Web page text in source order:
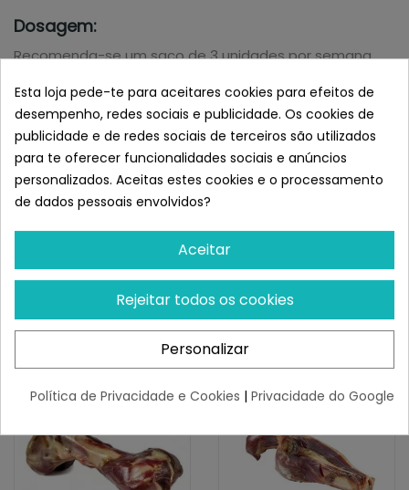
Dosagem:
Recomenda-se um saco de 3 unidades por semana.
Recomendação:
Por ser um produto natural, o osso pode lascar. Neste
caso, remova imediatamente as peças pequenas.
Teste De Resistência À Fratura:
Força máxima de mordida - Mastim (252 Kg)
Semelhante a Mediterranean
Medio Codillo de Jamón Serrano
(2 Unidades)
Esta loja pede-te para aceitares cookies para efeitos de
desempenho, redes sociais e publicidade. Os cookies de
publicidade e de redes sociais de terceiros são utilizados
para te oferecer funcionalidades sociais e anúncios
personalizados. Aceitas estes cookies e o processamento
de dados pessoais envolvidos?
Aceitar
Rejeitar todos os cookies
Personalizar
Política de Privacidade e Cookies | Privacidade do Google